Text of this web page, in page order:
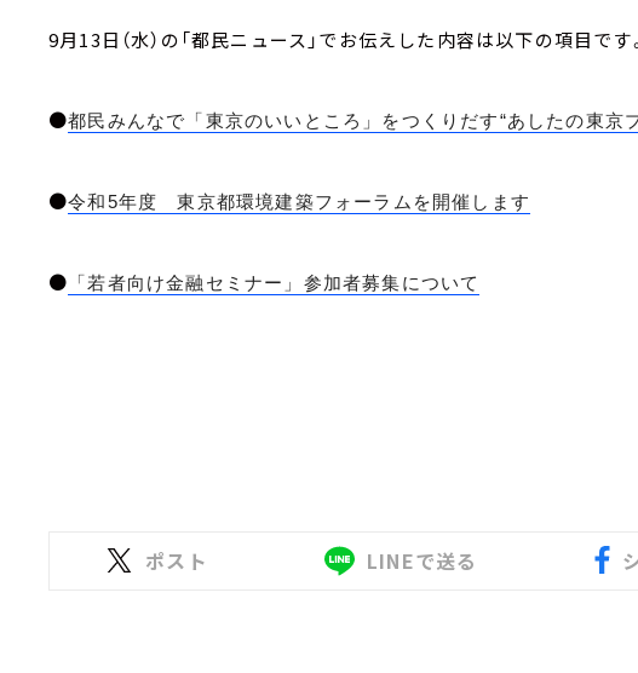
9月13日（水）の「都民ニュース」でお伝えした内容は以下の項目です
●都民みんなで「東京のいいところ」をつくりだす“あしたの東京
●令和5年度 東京都環境建築フォーラムを開催します
● 「若者向け金融セミナー」参加者募集について
ポスト LINEで送る